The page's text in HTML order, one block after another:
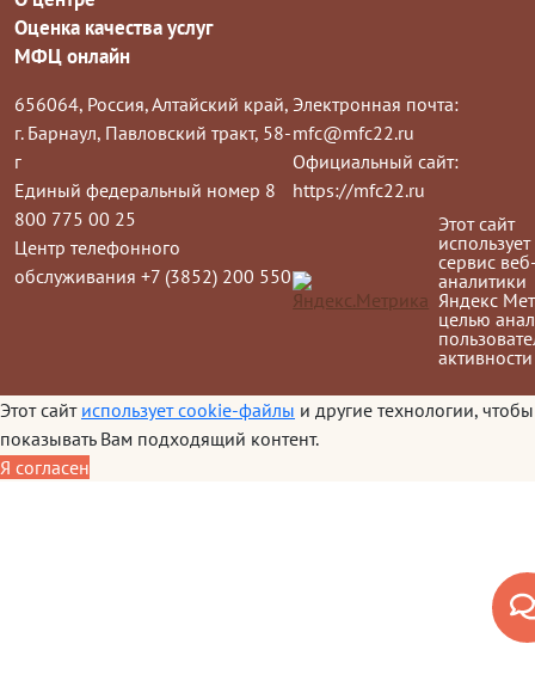
Оценка качества услуг
МФЦ онлайн
656064, Россия, Алтайский край,
г. Барнаул, Павловский тракт, 58-
г
Единый федеральный номер 8
800 775 00 25
Центр телефонного
обслуживания +7 (3852) 200 550
Электронная почта:
mfc@mfc22.ru
Официальный сайт:
https://mfc22.ru
Этот сайт
использует
сервис
аналитики
Яндекс
целью
активности
Этот сайт использует cookie-файлы и другие технологии, чтобы
показывать Вам подходящий контент.
Я согласен